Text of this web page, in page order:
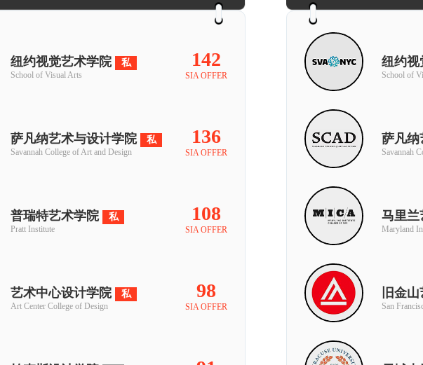
纽约视觉艺术学院 私
School of Visual Arts
142
SIA OFFER
萨凡纳艺术与设计学院 私
Savannah College of Art and Design
136
SIA OFFER
普瑞特艺术学院 私
Pratt Institute
108
SIA OFFER
艺术中心设计学院 私
Art Center College of Design
98
SIA OFFER
纽约视
School of
萨凡纳
Savannah
马里兰
Maryland
旧金
San